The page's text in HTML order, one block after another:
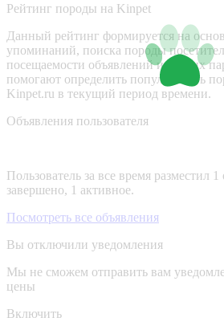
Рейтинг породы на Kinpet
Данный рейтинг формируется на
упоминаний, поиска породы
посещаемости объявлений и других
помогают определить популярность
Kinpet.ru в текущий период времени.
Объявления пользователя
Пользователь за все время разместил
завершено, 1 активное.
Посмотреть все объявления
Вы отключили уведомления
Мы не сможем отправить вам
цены
Включить